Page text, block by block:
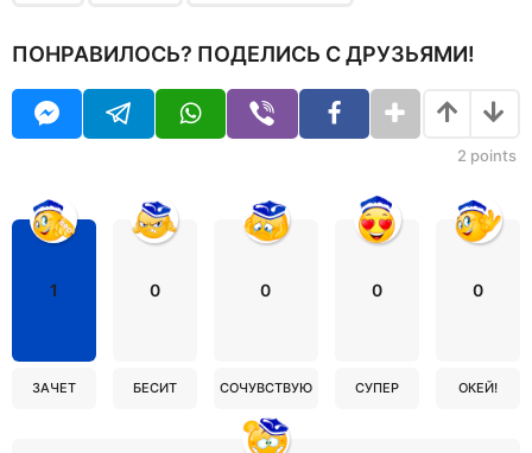
ПОНРАВИЛОСЬ? ПОДЕЛИСЬ С ДРУЗЬЯМИ!
2 points
1
ЗАЧЕТ
0
БЕСИТ
0
СОЧУВСТВУЮ
0
СУПЕР
0
ОКЕЙ!